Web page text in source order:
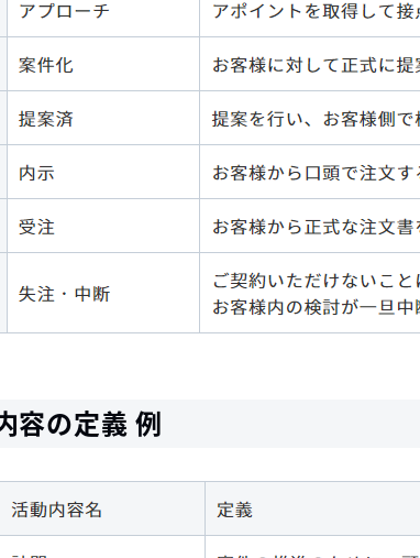
容の定義 例